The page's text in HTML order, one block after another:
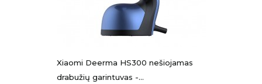
Xiaomi Deerma HS300 nešiojamas
drabužių garintuvas -...